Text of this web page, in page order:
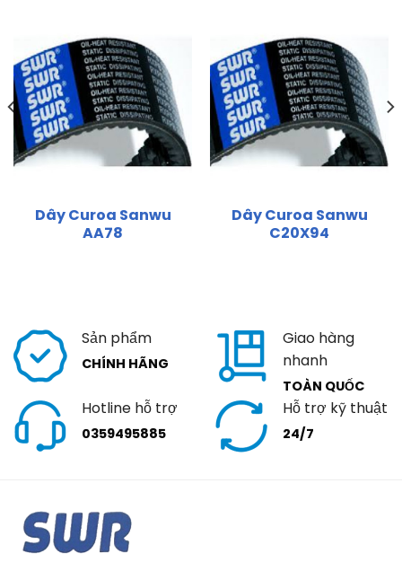
Dây Curoa Sanwu
AA78
Dây Curoa Sanwu
C20X94
Sản phẩm
CHÍNH HÃNG
Giao hàng
nhanh
TOÀN QUỐC
Hotline hỗ trợ
0359495885
Hỗ trợ kỹ thuật
24/7